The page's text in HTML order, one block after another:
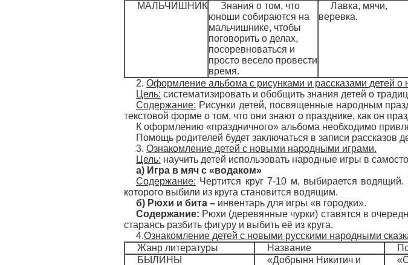
МАЛЬЧИШНИК
Знания о том, что
юноши собираются на
мальчишнике, чтобы
поговорить о делах,
посоревноваться и
просто весело провести
время.
Лавка, мячи,
веревка.
2. Оформление альбома с рисунками и рассказами детей о
Цель: систематизировать и обобщить знания детей о
Содержание: Рисунки детей, посвященные народным
текстовой форме о том, что они знают о празднике, как он
К оформлению «праздничного» альбома необходимо
Помощь родителей будет заключаться в записи рассказов
3. Ознакомление детей с новыми народными играми.
Цель: научить детей использовать народные игры в
а) Игра в мяч с «водаком»
Содержание: Чертится круг 7-10 м, выбирается
которого выбили из круга становится водящим.
б) Рюхи и бита – инвентарь для игры «в городки».
Содержание: Рюхи (деревянные чурки) ставятся в
стараясь разбить фигуру и выбить её из круга.
4.Ознакомление детей с новыми русскими народными
Жанр литературы
Название
БЫЛИНЫ
«Добрыня Никитич и